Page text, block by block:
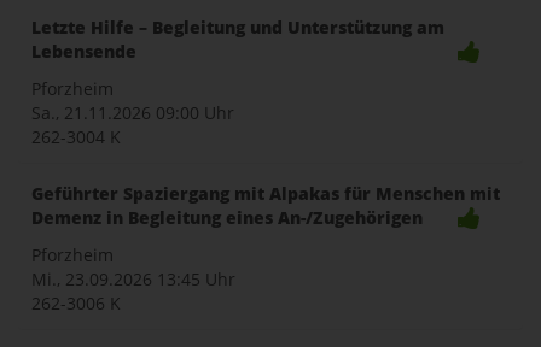
Letzte Hilfe – Begleitung und Unterstützung am
Lebensende
Pforzheim
Sa., 21.11.2026 09:00 Uhr
262-3004 K
Geführter Spaziergang mit Alpakas für Menschen mit
Demenz in Begleitung eines An-/Zugehörigen
Pforzheim
Mi., 23.09.2026 13:45 Uhr
262-3006 K